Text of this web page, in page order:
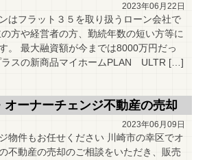
2023年06月22日
はフラット３５を取り扱うローン会社で
方や経営者の方、勤続年数の短い方等に
。 最大融資額が今までは8000万円だっ
ラスの新商品マイホームPLAN ULTR […]
オーナーチェンジ不動産の売却
2023年06月09日
物件もお任せください 川崎市の幸区でオ
不動産の売却のご相談をいただき、販売